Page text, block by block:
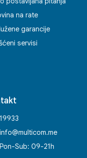
na rate
garancije
servisi
19933
info@multicom.me
Pon-Sub: 09-21h